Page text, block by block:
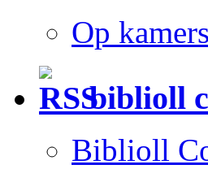
Op
biblioll
Biblioll